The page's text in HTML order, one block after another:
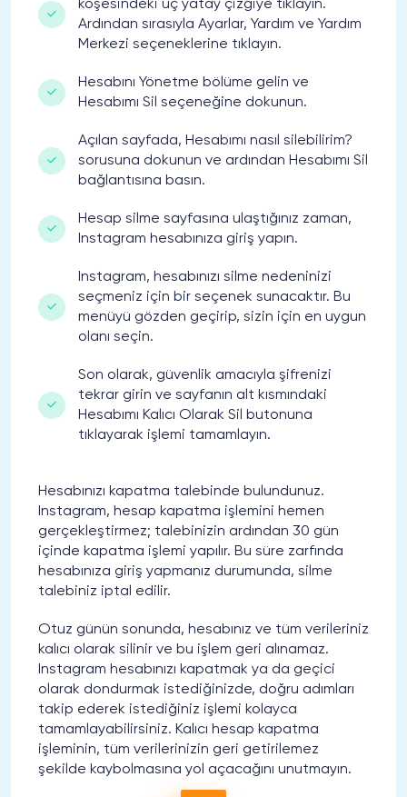
köşesindeki üç yatay çizgiye tıklayın.
Ardından sırasıyla Ayarlar, Yardım ve Yardım
Merkezi seçeneklerine tıklayın.
Hesabını Yönetme bölüme gelin ve
Hesabımı Sil seçeneğine dokunun.
Açılan sayfada, Hesabımı nasıl silebilirim?
sorusuna dokunun ve ardından Hesabımı Sil
bağlantısına basın.
Hesap silme sayfasına ulaştığınız zaman,
Instagram hesabınıza giriş yapın.
Instagram, hesabınızı silme nedeninizi
seçmeniz için bir seçenek sunacaktır. Bu
menüyü gözden geçirip, sizin için en uygun
olanı seçin.
Son olarak, güvenlik amacıyla şifrenizi
tekrar girin ve sayfanın alt kısmındaki
Hesabımı Kalıcı Olarak Sil butonuna
tıklayarak işlemi tamamlayın.
Hesabınızı kapatma talebinde bulundunuz.
Instagram, hesap kapatma işlemini hemen
gerçekleştirmez; talebinizin ardından 30 gün
içinde kapatma işlemi yapılır. Bu süre zarfında
hesabınıza giriş yapmanız durumunda, silme
talebiniz iptal edilir.
Otuz günün sonunda, hesabınız ve tüm verileriniz
kalıcı olarak silinir ve bu işlem geri alınamaz.
Instagram hesabınızı kapatmak ya da geçici
olarak dondurmak istediğinizde, doğru adımları
takip ederek istediğiniz işlemi kolayca
tamamlayabilirsiniz. Kalıcı hesap kapatma
işleminin, tüm verilerinizin geri getirilemez
şekilde kaybolmasına yol açacağını unutmayın.